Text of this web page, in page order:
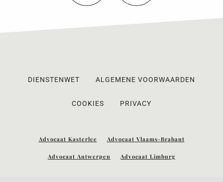
DIENSTENWET ALGEMENE VOORWAARDEN
COOKIES PRIVACY
Advocaat Kasterlee Advocaat Vlaams-Brabant
Advocaat Antwerpen Advocaat Limburg